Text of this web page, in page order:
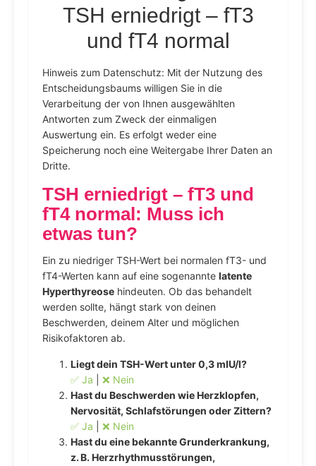
TSH erniedrigt – fT3
und fT4 normal
Hinweis zum Datenschutz: Mit der Nutzung des
Entscheidungsbaums willigen Sie in die
Verarbeitung der von Ihnen ausgewählten
Antworten zum Zweck der einmaligen
Auswertung ein. Es erfolgt weder eine
Speicherung noch eine Weitergabe Ihrer Daten an
Dritte.
TSH erniedrigt – fT3 und
fT4 normal: Muss ich
etwas tun?
Ein zu niedriger TSH-Wert bei normalen fT3- und
fT4-Werten kann auf eine sogenannte latente
Hyperthyreose hindeuten. Ob das behandelt
werden sollte, hängt stark von deinen
Beschwerden, deinem Alter und möglichen
Risikofaktoren ab.
Liegt dein TSH-Wert unter 0,3 mIU/l?
✅ Ja
❌ Nein
Hast du Beschwerden wie Herzklopfen,
Nervosität, Schlafstörungen oder Zittern?
✅ Ja
❌ Nein
Hast du eine bekannte Grunderkrankung,
z. B. Herzrhythmusstörungen,